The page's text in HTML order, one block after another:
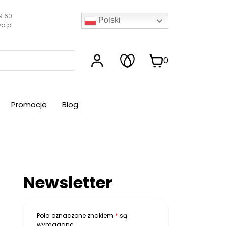
60
Polski
0
Promocje Blog
Newsletter
Pola oznaczone znakiem * są